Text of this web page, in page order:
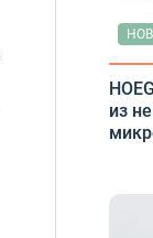
из